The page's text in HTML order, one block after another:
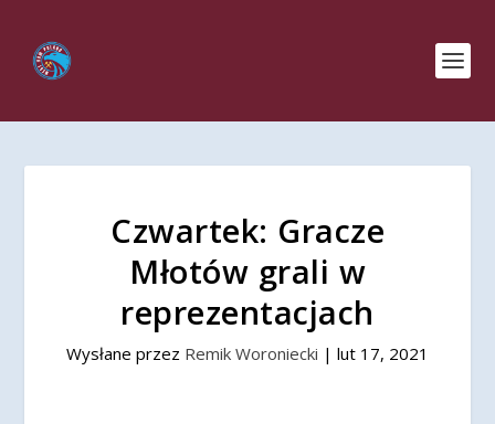
Czwartek: Gracze
Młotów grali w
reprezentacjach
Wysłane przez Remik Woroniecki | lut 17, 2021